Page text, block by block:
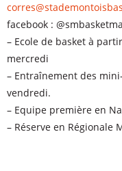
facebook :
– Ecole de basket à
mercredi
– Entraînement des
vendredi.
– Equipe première en
– Réserve en Régionale